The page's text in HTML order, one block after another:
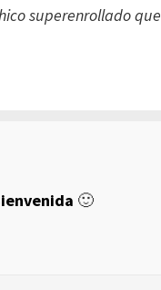
superenrollado que
🙂